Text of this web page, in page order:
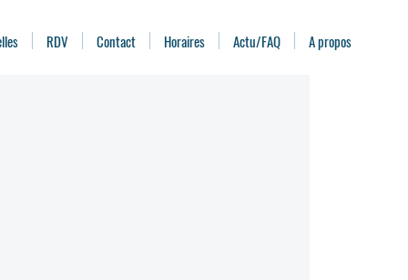
RDV Contact Horaires Actu/FAQ A propos